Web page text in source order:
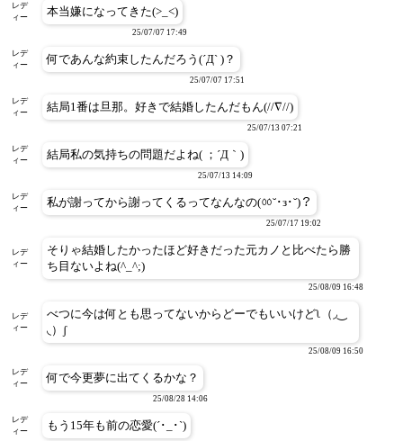
レデ
ィー
本当嫌になってきた(>_<)
25/07/07 17:49
レデ
ィー
何であんな約束したんだろう(´Д` )？
25/07/07 17:51
レデ
ィー
結局1番は旦那。好きで結婚したんだもん(//∇//)
25/07/13 07:21
レデ
ィー
結局私の気持ちの問題だよね( ；´Д｀)
25/07/13 14:09
レデ
ィー
私が謝ってから謝ってくるってなんなの(ㆀ˘･з･˘)？
25/07/17 19:02
レデ
ィー
そりゃ結婚したかったほど好きだった元カノと比べたら勝
ち目ないよね(^_^;)
25/08/09 16:48
レデ
ィー
べつに今は何とも思ってないからどーでもいいけどʅ（◞‿
◟）ʃ
25/08/09 16:50
レデ
ィー
何で今更夢に出てくるかな？
25/08/28 14:06
レデ
ィー
もう15年も前の恋愛(´･_･`)